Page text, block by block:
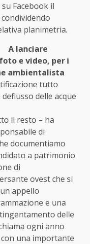
Facebook il
planimetria.
A lanciare
e video, per i
ambientalista
tutto
delle acque
il resto – ha
di
documentiamo
a patrimonio
di
ovest che si
appello
e una
delle
ogni anno
una importante